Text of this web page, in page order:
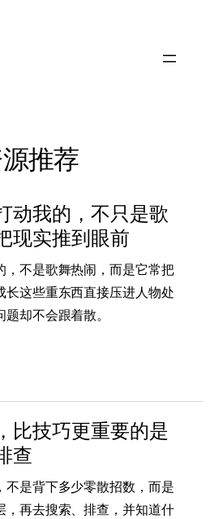
推荐
动我的，不只是歌
现实推到眼前
，不是歌舞热闹，而是它常把
长这些重东西直接压进人物处
却不会跟着散。
比技巧更重要的是
查
不是背下多少零散招数，而是
，再去搜索、排查，并知道什